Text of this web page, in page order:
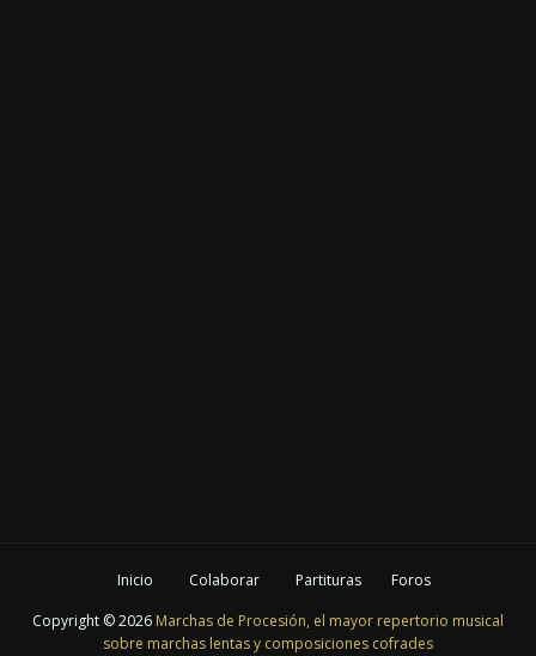
Inicio Colaborar Partituras
Foros
Copyright ©2026 Marchas de Procesión, el mayor repertorio musical
sobre marchas lentas y composiciones cofrades